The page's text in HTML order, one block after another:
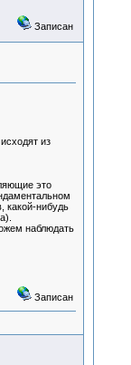
Записан
из
это
какой-нибудь
наблюдать
Записан